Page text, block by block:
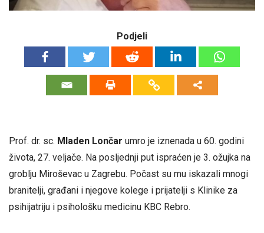
Podjeli
Prof. dr. sc. Mladen Lončar umro je iznenada u 60. godini
života, 27. veljače. Na posljednji put ispraćen je 3. ožujka na
groblju Miroševac u Zagrebu. Počast su mu iskazali mnogi
branitelji, građani i njegove kolege i prijatelji s Klinike za
psihijatriju i psihološku medicinu KBC Rebro.